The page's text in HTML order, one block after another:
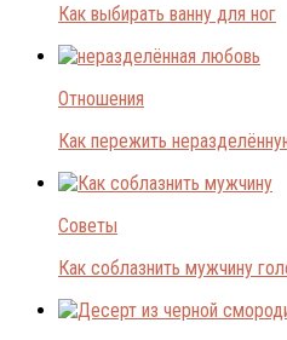
Как выбирать ванну для ног
Отношения
Как пережить
Советы
Как соблазнить мужчину